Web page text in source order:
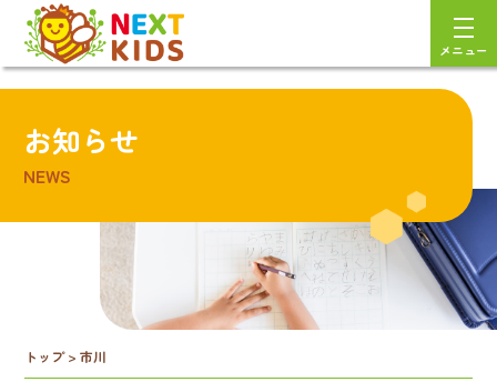
メニュー
お知らせ
NEWS
トップ>市川